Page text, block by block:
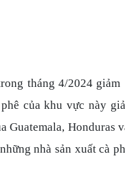
tháng 4/2024 giảm
của khu vực này
Honduras
nhà sản xuất cà